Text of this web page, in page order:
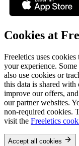
Cookies at
Freeletics uses
your experience.
also use cookies or
this data is shared with
improve our offers,
our partner websites.
non-required cookies.
visit the Freeletics
Accept all cookies